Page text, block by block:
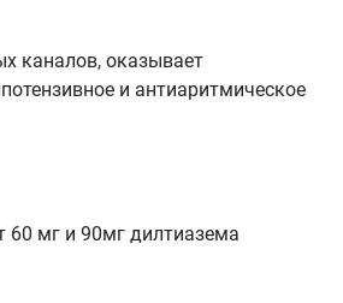
каналов, оказывает
и антиаритмическое
60 мг и 90мг дилтиазема